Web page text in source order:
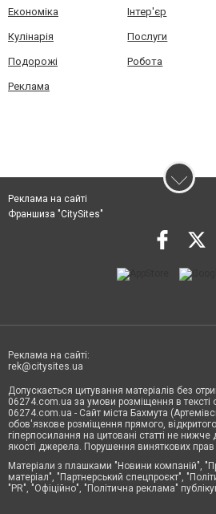
Економіка Інтер'єр
Кулінарія Послуги
Подорожі Робота
Реклама
Реклама на сайті
Франшиза "CitySites"
Реклама на сайті:
rek@citysites.ua
Допускається цитування матеріалів без
06274.com.ua за умови розміщення в
06274.com.ua - Сайт міста Бахмута
обов'язкове розміщення прямого,
гіперпосилання на цитовані статті не нижче
якості джерела. Порушення виняткових
Матеріали з плашками "Новини компаній",
матеріал", "Партнерський спецпроєкт",
"PR", "Офіційно", "Політична реклама"